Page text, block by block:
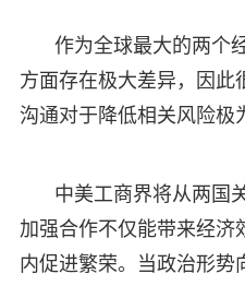
作为全球最大的两个
方面存在极大差异，因此
沟通对于降低相关风险极
中美工商界将从两国
加强合作不仅能带来经济
内促进繁荣。当政治形势